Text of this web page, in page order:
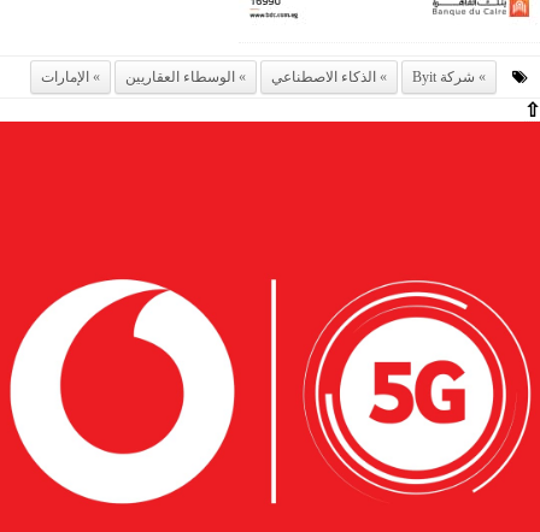
شركة Byit الذكاء الاصطناعي الوسطاء العقاريين الإمارات
⇧